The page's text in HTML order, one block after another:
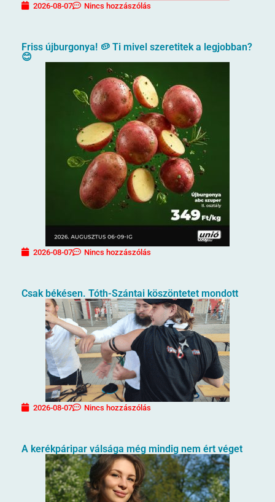
2026-08-07 Nincs hozzászólás
Friss újburgonya! 🥔 Ti mivel szeretitek a legjobban?
😊
2026-08-07 Nincs hozzászólás
Csak békésen. Tóth-Szántai köszöntetet mondott
2026-08-07 Nincs hozzászólás
A kerékpáripar válsága még mindig nem ért véget